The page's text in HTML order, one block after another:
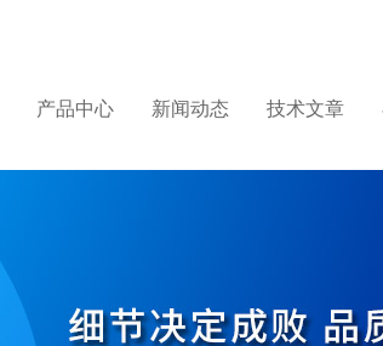
产品中心 新闻动态 技术文章